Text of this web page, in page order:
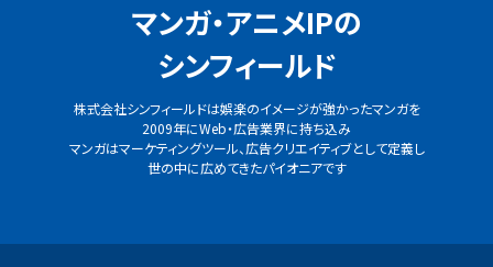
マンガ・アニメIPの
シンフィールド
株式会社シンフィールドは娯楽のイメージが強かったマンガを
2009年にWeb・広告業界に持ち込み
マンガはマーケティングツール、広告クリエイティブとして定義し
世の中に広めてきたパイオニアです